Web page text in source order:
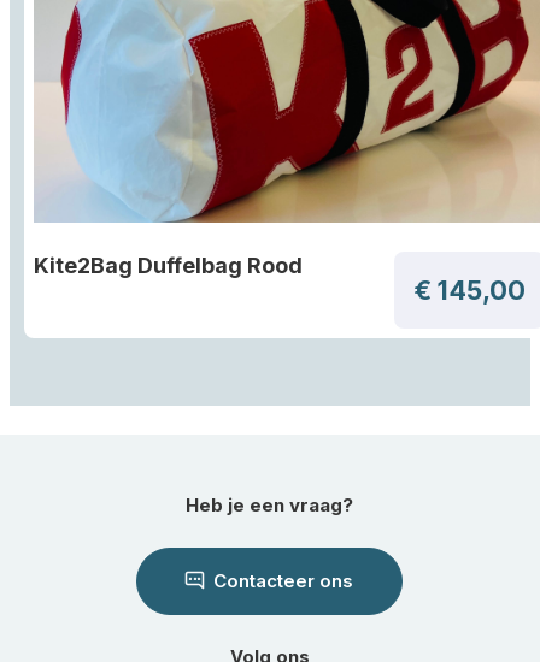
Kite2Bag Duffelbag Rood
€ 145,00
Heb je een vraag?
Contacteer ons
Volg ons